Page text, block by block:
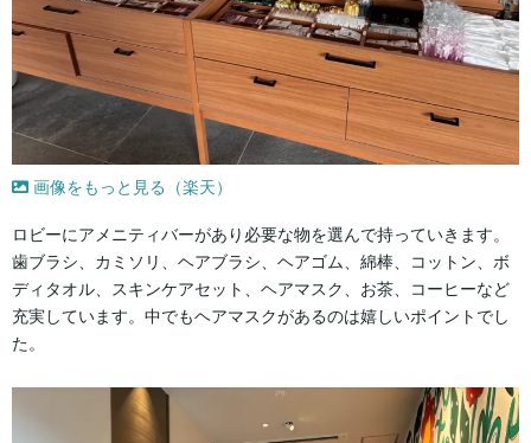
画像をもっと見る（楽天）
ロビーにアメニティバーがあり必要な物を選んで持っていきます。
歯ブラシ、カミソリ、ヘアブラシ、ヘアゴム、綿棒、コットン、ボ
ディタオル、スキンケアセット、ヘアマスク、お茶、コーヒーなど
充実しています。中でもヘアマスクがあるのは嬉しいポイントでし
た。